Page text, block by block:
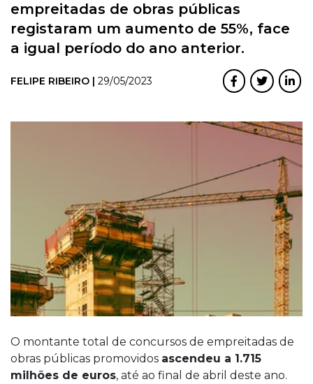
empreitadas de obras públicas
registaram um aumento de 55%, face
a igual período do ano anterior.
FELIPE RIBEIRO | 29/05/2023
O montante total de concursos de empreitadas de
obras públicas promovidos ascendeu a 1.715
milhões de euros, até ao final de abril deste ano.